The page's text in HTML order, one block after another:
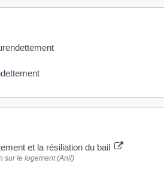
et la résiliation du bail
sur le logement (Anil)